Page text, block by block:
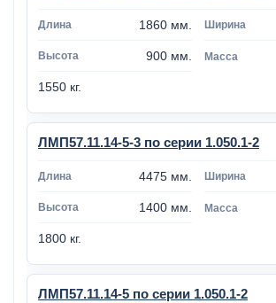
1860 мм.
900 мм.
1550 кг.
ЛМП57.11.14-5-3 по серии 1.050.1-2
4475 мм.
1400 мм.
1800 кг.
ЛМП57.11.14-5 по серии 1.050.1-2